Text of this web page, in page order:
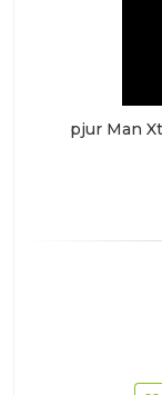
pjur Man